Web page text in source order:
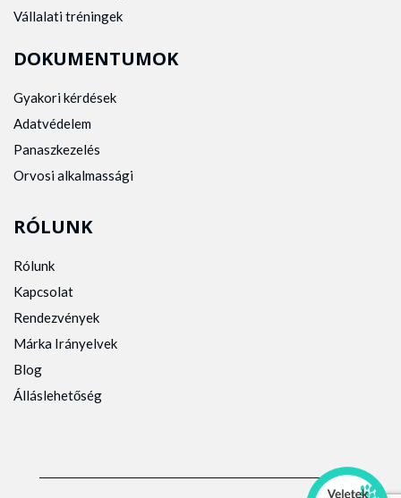
Vállalati tréningek
DOKUMENTUMOK
Gyakori kérdések
Adatvédelem
Panaszkezelés
Orvosi alkalmassági
RÓLUNK
Rólunk
Kapcsolat
Rendezvények
Márka Irányelvek
Blog
Álláslehetőség